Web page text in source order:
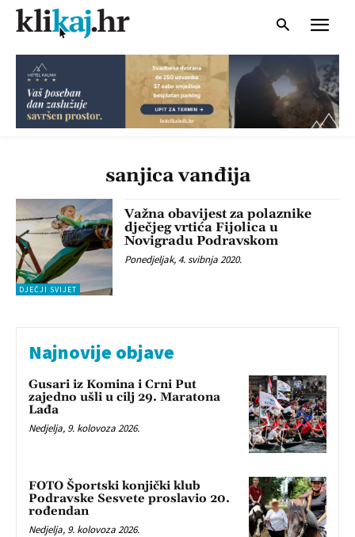
sanjica vanđija
DJEČJI SVIJET
Važna obavijest za polaznike
dječjeg vrtića Fijolica u
Novigradu Podravskom
Ponedjeljak, 4. svibnja 2020.
Najnovije objave
Gusari iz Komina i Crni Put
zajedno ušli u cilj 29. Maratona
Lađa
Nedjelja, 9. kolovoza 2026.
FOTO Športski konjički klub
Podravske Sesvete proslavio 20.
rođendan
Nedjelja, 9. kolovoza 2026.